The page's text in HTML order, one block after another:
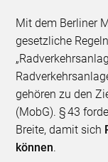
Mit dem Berliner
gesetzliche
gehören zu den
(MobG). § 43
Breite, damit sich
können.